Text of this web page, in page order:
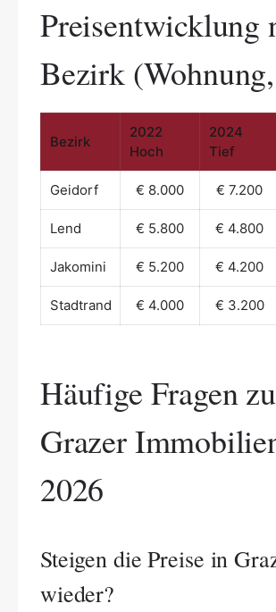
Preisentwicklung
Bezirk
Bezirk
2022
Hoch
2024
Tief
Geidorf € 8.000 € 7.200
Lend € 5.800 € 4.800
Jakomini € 5.200 € 4.200
Stadtrand € 4.000 € 3.200
Häufige Fragen
Grazer
2026
Steigen die Preise in
wieder?